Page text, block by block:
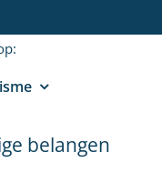
belangen